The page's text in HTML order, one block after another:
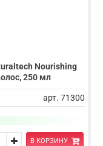
Nourishing
250 мл
арт. 71300
В КОРЗИНУ